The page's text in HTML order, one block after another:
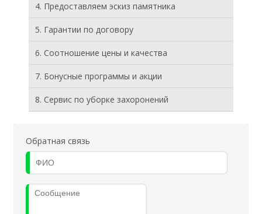
4. Предоставляем эскиз памятника
5. Гарантии по договору
6. Соотношение цены и качества
7. Бонусные программы и акции
8. Cервис по уборке захоронений
Обратная связь